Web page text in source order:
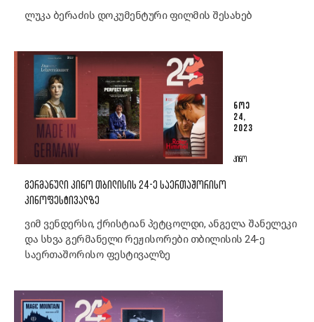
ლუკა ბერაძის დოკუმენტური ფილმის შესახებ
ᲜᲝᲔ
24,
2023
ᲙᲘᲜᲝ
ᲒᲔᲠᲛᲐᲜᲣᲚᲘ ᲙᲘᲜᲝ ᲗᲑᲘᲚᲘᲡᲘᲡ 24-Ე ᲡᲐᲔᲠᲗᲐᲨᲝᲠᲘᲡᲝ
ᲙᲘᲜᲝᲤᲔᲡᲢᲘᲕᲐᲚᲖᲔ
ვიმ ვენდერსი, ქრისტიან პეტცოლდი, ანგელა შანელეკი
და სხვა გერმანელი რეჟისორები თბილისის 24-ე
საერთაშორისო ფესტივალზე